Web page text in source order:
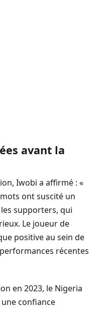
avant la
Iwobi a affirmé : «
ont suscité un
supporters, qui
Le joueur de
positive au sein de
récentes
en 2023, le Nigeria
confiance